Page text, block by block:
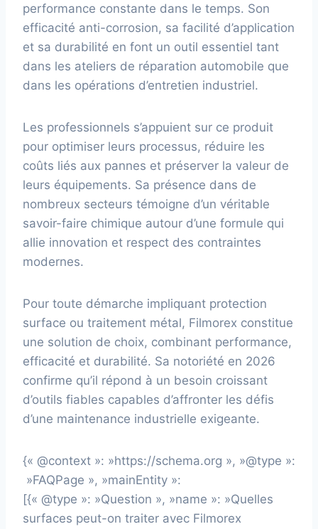
performance constante dans le temps. Son
efficacité anti-corrosion, sa facilité d’application
et sa durabilité en font un outil essentiel tant
dans les ateliers de réparation automobile que
dans les opérations d’entretien industriel.
Les professionnels s’appuient sur ce produit
pour optimiser leurs processus, réduire les
coûts liés aux pannes et préserver la valeur de
leurs équipements. Sa présence dans de
nombreux secteurs témoigne d’un véritable
savoir-faire chimique autour d’une formule qui
allie innovation et respect des contraintes
modernes.
Pour toute démarche impliquant protection
surface ou traitement métal, Filmorex constitue
une solution de choix, combinant performance,
efficacité et durabilité. Sa notoriété en 2026
confirme qu’il répond à un besoin croissant
d’outils fiables capables d’affronter les défis
d’une maintenance industrielle exigeante.
{« @context »: »https://schema.org », »@type »:
»FAQPage », »mainEntity »:
[{« @type »: »Question », »name »: »Quelles
surfaces peut-on traiter avec Filmorex